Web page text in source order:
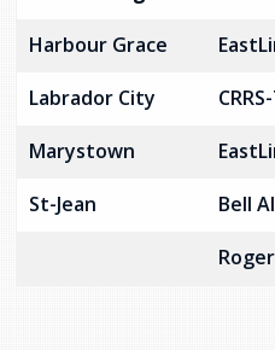
Joseph Kayumba
Harbour Grace
Labrador City
Marystown
St-Jean
Bell